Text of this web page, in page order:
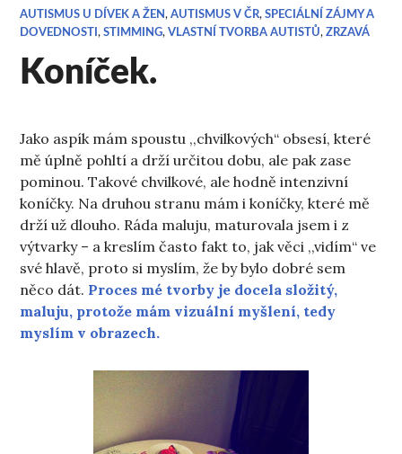
AUTISMUS U DÍVEK A ŽEN,AUTISMUS V ČR,SPECIÁLNÍ ZÁJMY A
DOVEDNOSTI,STIMMING,VLASTNÍ TVORBA AUTISTŮ,ZRZAVÁ
Koníček.
Jako aspík mám spoustu ,,chvilkových“ obsesí, které
mě úplně pohltí a drží určitou dobu, ale pak zase
pominou. Takové chvilkové, ale hodně intenzivní
koníčky. Na druhou stranu mám i koníčky, které mě
drží už dlouho. Ráda maluju, maturovala jsem i z
výtvarky – a kreslím často fakt to, jak věci ,,vidím“ ve
své hlavě, proto si myslím, že by bylo dobré sem
něco dát. Proces mé tvorby je docela složitý,
maluju, protože mám vizuální myšlení, tedy
myslím v obrazech.